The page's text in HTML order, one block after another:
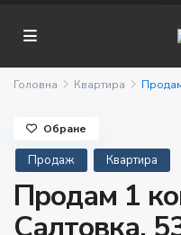
Головна Квартира
Продаж Квартира
Продам 1
Обране